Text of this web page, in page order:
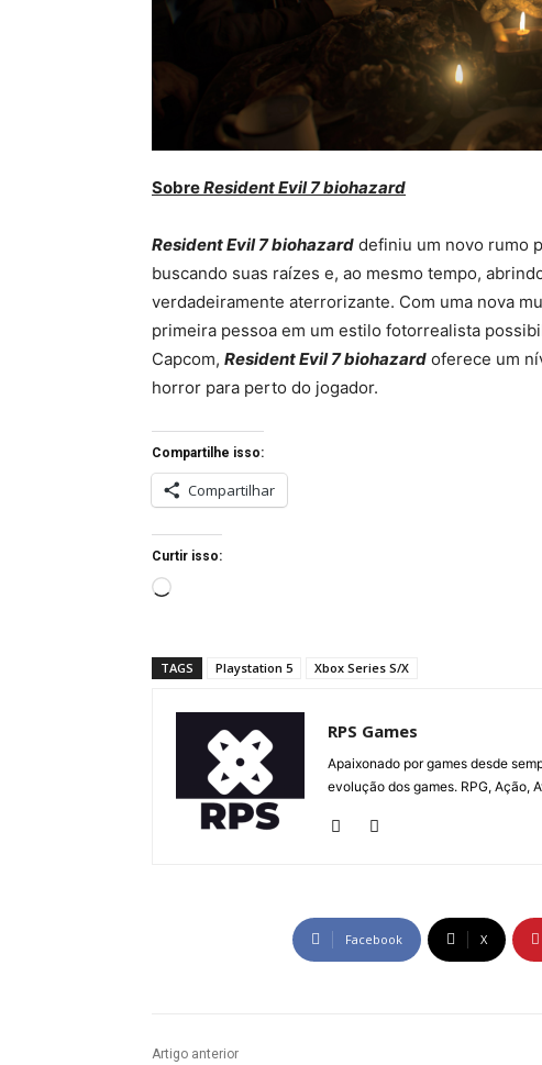
SobreResident Evil 7 biohazard
Resident Evil 7 biohazard definiu um novo rumo
buscando suas raízes e, ao mesmo tempo,
verdadeiramente aterrorizante. Com uma nova
primeira pessoa em um estilo fotorrealista
Capcom, Resident Evil 7 biohazard oferece um
horror para perto do jogador.
Compartilhe isso:
Compartilhar
Curtir isso:
C
r
TAGS Playstation 5 Xbox Series S/X
RPS Games
Apaixonado por games desde
evolução dos games. RPG, Ação,
Facebook X
Artigo anterior